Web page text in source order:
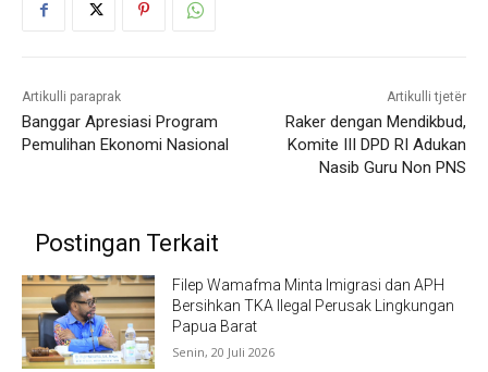
Artikulli paraprak
Banggar Apresiasi Program
Pemulihan Ekonomi Nasional
Artikulli tjetër
Raker dengan Mendikbud,
Komite III DPD RI Adukan
Nasib Guru Non PNS
Postingan Terkait
Filep Wamafma Minta Imigrasi dan APH
Bersihkan TKA Ilegal Perusak Lingkungan
Papua Barat
Senin, 20 Juli 2026